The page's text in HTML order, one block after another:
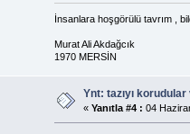
İnsanlara hoşgörülü tavrım ,
Murat Ali Akdağcık
1970 MERSİN
Ynt: tazıyı
«Yanıtla #4 : 04